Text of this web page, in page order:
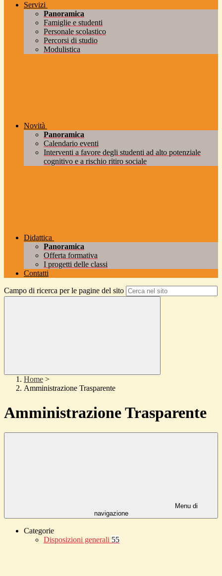
Servizi
Panoramica
Famiglie e studenti
Personale scolastico
Percorsi di studio
Modulistica
Novità
Panoramica
Calendario eventi
Interventi a favore degli studenti ad alto potenziale
cognitivo e a rischio ritiro sociale
Didattica
Panoramica
Offerta formativa
I progetti delle classi
Contatti
Campo di ricerca per le pagine del sito
Home >
Amministrazione Trasparente
Amministrazione Trasparente
Menu di
navigazione
Categorie
Disposizioni generali 55